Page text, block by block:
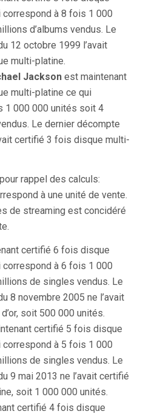
à 8 fois 1 000
d’albums vendus. Le
12 octobre 1999 l’avait
multi-platine.
Jackson est maintenant
multi-platine ce qui
1 000 000 unités soit 4
Le dernier décompte
certifié 3 fois disque multi-
rappel des calculs:
à une unité de vente.
de streaming est concidéré
certifié 6 fois disque
à 6 fois 1 000
de singles vendus. Le
8 novembre 2005 ne l’avait
soit 500 000 unités.
certifié 5 fois disque
à 5 fois 1 000
de singles vendus. Le
9 mai 2013 ne l’avait certifié
soit 1 000 000 unités.
certifié 4 fois disque